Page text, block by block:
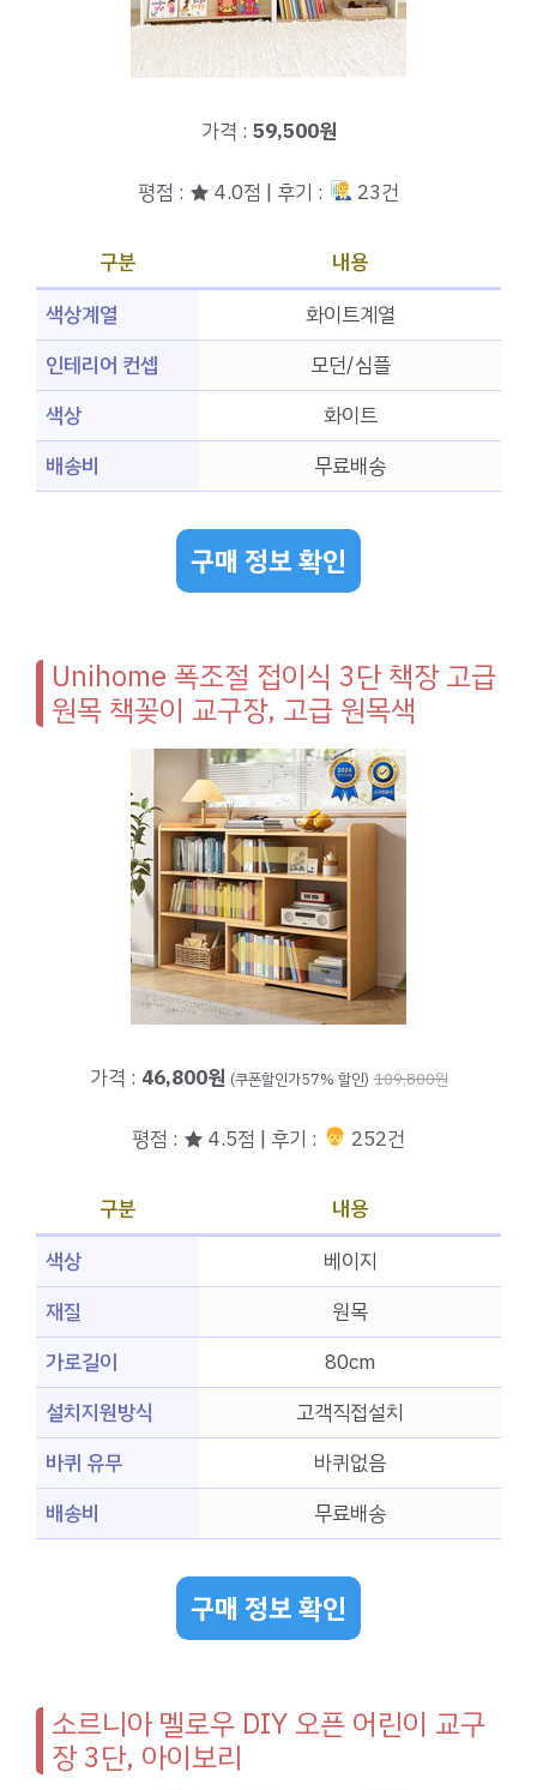
가격 : 59,500원
평점 : ★ 4.0점 | 후기 : 23건
구분
내용
색상계열
화이트계열
인테리어 컨셉
모던/심플
색상
화이트
배송비
무료배송
구매 정보 확인
Unihome 폭조절 접이식 3단 책장 고급
원목 책꽂이 교구장, 고급 원목색
가격 : 46,800원 (쿠폰할인가57% 할인) 109,800원
평점 : ★ 4.5점 | 후기 : 252건
구분
내용
색상
베이지
재질
원목
가로길이
80cm
설치지원방식
고객직접설치
바퀴 유무
바퀴없음
배송비
무료배송
구매 정보 확인
소르니아 멜로우 DIY 오픈 어린이 교구
장 3단, 아이보리